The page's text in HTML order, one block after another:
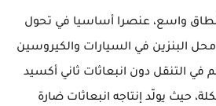
نطاق واسع، عنصرا أساسيا في تحول
البنزين في السيارات والكيروسين
في التنقل دون انبعاثات ثاني أكسيد
حيث يولّد إنتاجه انبعاثات ضارة